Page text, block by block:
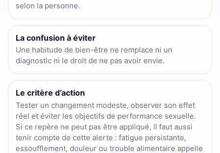
selon la personne.
La confusion à éviter
Une habitude de bien-être ne remplace ni un
diagnostic ni le droit de ne pas avoir envie.
Le critère d’action
Tester un changement modeste, observer son effet
réel et éviter les objectifs de performance sexuelle.
Si ce repère ne peut pas être appliqué, il faut aussi
tenir compte de cette alerte : fatigue persistante,
essoufflement, douleur ou trouble alimentaire appelle